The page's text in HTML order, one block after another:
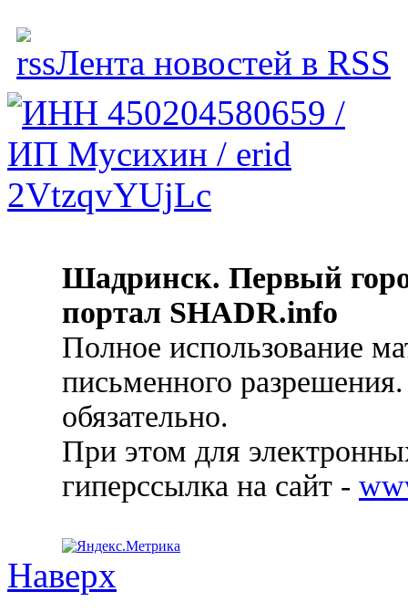
Лента новостей в RSS
Шадринск. Первый
портал SHADR.info
Полное использование
письменного
обязательно.
При этом для
гиперссылка на сайт -
Наверх